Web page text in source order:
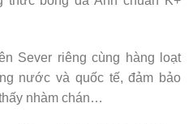
Sever riêng cùng hàng loạt
nước và quốc tế, đảm bảo
nhàm chán…